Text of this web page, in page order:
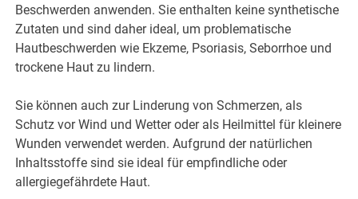
Beschwerden anwenden. Sie enthalten keine synthetische
Zutaten und sind daher ideal, um problematische
Hautbeschwerden wie Ekzeme, Psoriasis, Seborrhoe und
trockene Haut zu lindern.
Sie können auch zur Linderung von Schmerzen, als
Schutz vor Wind und Wetter oder als Heilmittel für kleinere
Wunden verwendet werden. Aufgrund der natürlichen
Inhaltsstoffe sind sie ideal für empfindliche oder
allergiegefährdete Haut.